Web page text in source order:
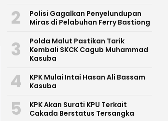
2
Polisi Gagalkan Penyelundupan
Miras di Pelabuhan Ferry Bastiong
3
Polda Malut Pastikan Tarik
Kembali SKCK Cagub Muhammad
Kasuba
4
KPK Mulai Intai Hasan Ali Bassam
Kasuba
5
KPK Akan Surati KPU Terkait
Cakada Berstatus Tersangka